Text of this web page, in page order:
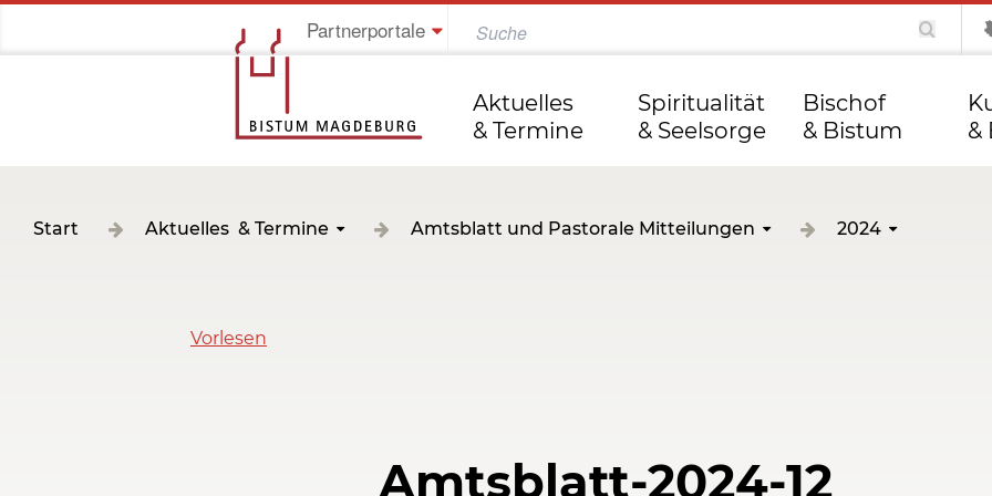
Jung im Bistum katholisch.de Tag des Herrn
Partnerportale
Aktuelles
& Termine
Spiritualität
& Seelsorge
Bischof
& Bistum
&
Start Aktuelles & Termine Amtsblatt und Pastorale Mitteilungen 2024
Vorlesen
Amtsblatt-2024-12